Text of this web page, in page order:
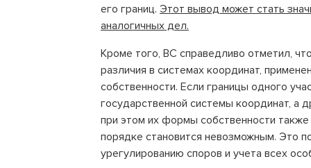
его границ. Этот вывод может стать
аналогичных дел.
Кроме того, ВС справедливо отметил,
различия в системах координат,
собственности. Если границы одного
государственной системы координат,
при этом их формы собственности
порядке становится невозможным. Это
урегулированию споров и учета всех